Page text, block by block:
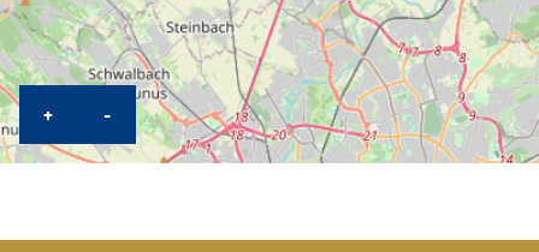
+KARTE HEREINZOOMEN
-KARTE HERAUSZOOMEN